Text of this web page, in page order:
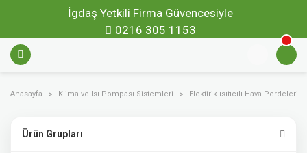
İgdaş Yetkili Firma Güvencesiyle
0216 305 1153
Anasayfa Klima ve Isı Pompası Sistemleri Elektirik ısıtıcılı Hava Perdeleri
Ürün Grupları